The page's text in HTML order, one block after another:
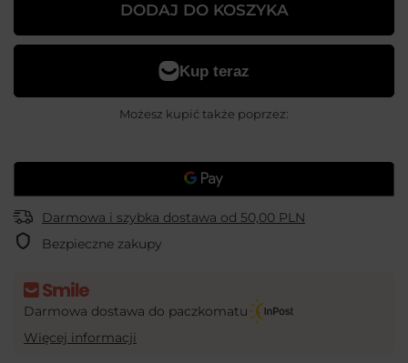
DODAJ DO KOSZYKA
Możesz kupić także poprzez:
Darmowa i szybka dostawa od 50,00 PLN
Bezpieczne zakupy
Darmowa dostawa do paczkomatu
Więcej informacji